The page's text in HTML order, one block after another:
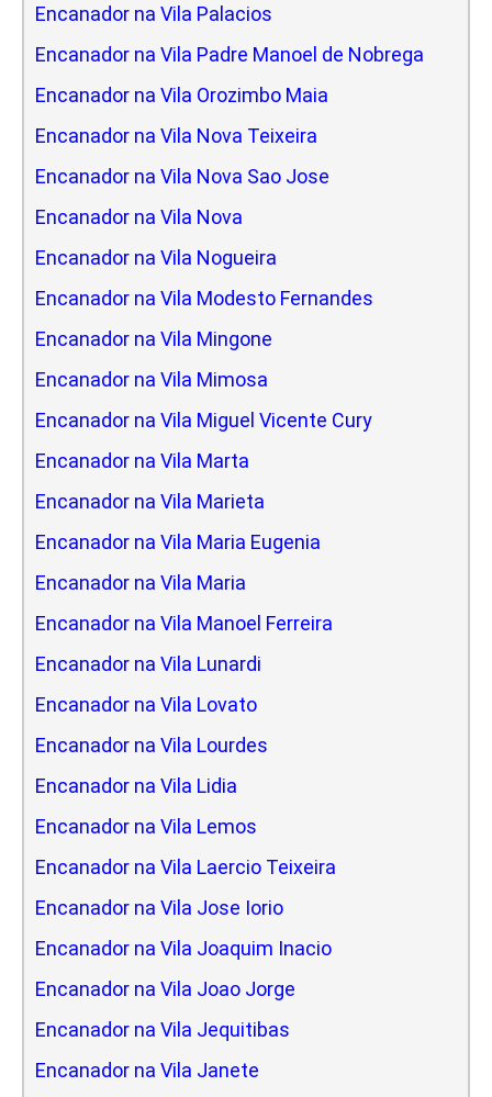
Encanador na Vila Palacios
Encanador na Vila Padre Manoel de Nobrega
Encanador na Vila Orozimbo Maia
Encanador na Vila Nova Teixeira
Encanador na Vila Nova Sao Jose
Encanador na Vila Nova
Encanador na Vila Nogueira
Encanador na Vila Modesto Fernandes
Encanador na Vila Mingone
Encanador na Vila Mimosa
Encanador na Vila Miguel Vicente Cury
Encanador na Vila Marta
Encanador na Vila Marieta
Encanador na Vila Maria Eugenia
Encanador na Vila Maria
Encanador na Vila Manoel Ferreira
Encanador na Vila Lunardi
Encanador na Vila Lovato
Encanador na Vila Lourdes
Encanador na Vila Lidia
Encanador na Vila Lemos
Encanador na Vila Laercio Teixeira
Encanador na Vila Jose Iorio
Encanador na Vila Joaquim Inacio
Encanador na Vila Joao Jorge
Encanador na Vila Jequitibas
Encanador na Vila Janete